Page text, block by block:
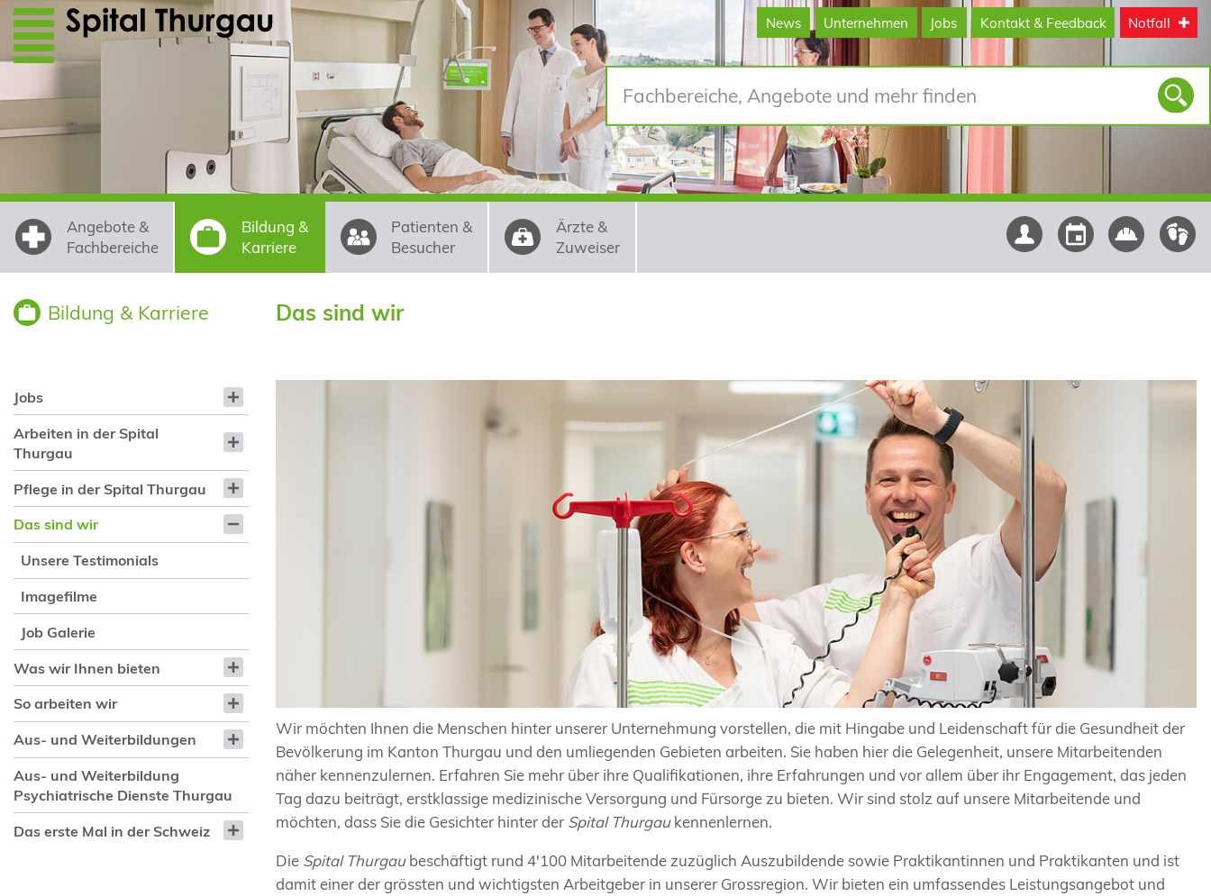
Direkt zum Inhalt
News Unternehmen Jobs Kontakt & Feedback Notfall
Angebote &
Fachbereiche
Bildung &
Karriere
Patienten &
Besucher
Ärzte &
Zuweiser
Bildung & Karriere
Jobs
Arbeiten in der Spital
Thurgau
Pflege in der Spital Thurgau
Das sind wir
Unsere Testimonials
Imagefilme
Job Galerie
Was wir Ihnen bieten
So arbeiten wir
Aus- und Weiterbildungen
Aus- und Weiterbildung
Psychiatrische Dienste Thurgau
Das erste Mal in der Schweiz
Das sind wir
Wir möchten Ihnen die Menschen hinter unserer Unternehmung vorstellen, die mit Hingabe und Leidenschaft für die Gesundheit der
Bevölkerung im Kanton Thurgau und den umliegenden Gebieten arbeiten. Sie haben hier die Gelegenheit, unsere Mitarbeitenden
näher kennenzulernen. Erfahren Sie mehr über ihre Qualifikationen, ihre Erfahrungen und vor allem über ihr Engagement, das jeden
Tag dazu beiträgt, erstklassige medizinische Versorgung und Fürsorge zu bieten. Wir sind stolz auf unsere Mitarbeitende und
möchten, dass Sie die Gesichter hinter der Spital Thurgaukennenlernen.
Die Spital Thurgaubeschäftigt rund 4'100 Mitarbeitende zuzüglich Auszubildende sowie Praktikantinnen und Praktikanten und ist
damit einer der grössten und wichtigsten Arbeitgeber in unserer Grossregion. Wir bieten ein umfassendes Leistungsangebot und